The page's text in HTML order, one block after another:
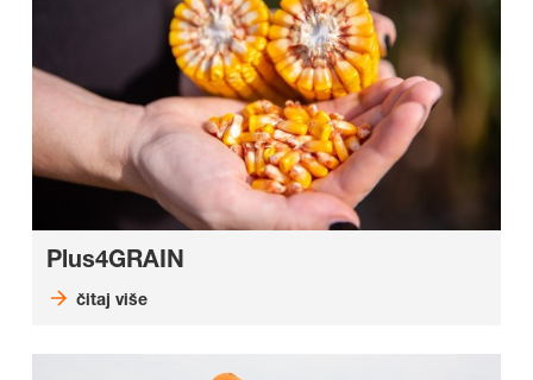
Plus4GRAIN
čitaj više